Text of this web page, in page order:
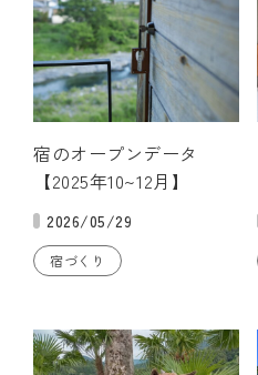
宿のオープンデータ
【2025年10~12月】
2026/05/29
宿づくり